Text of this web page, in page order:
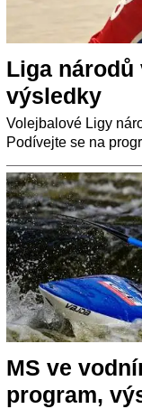
Liga národů
výsledky
Volejbalové Ligy
Podívejte se na
MS ve
program,